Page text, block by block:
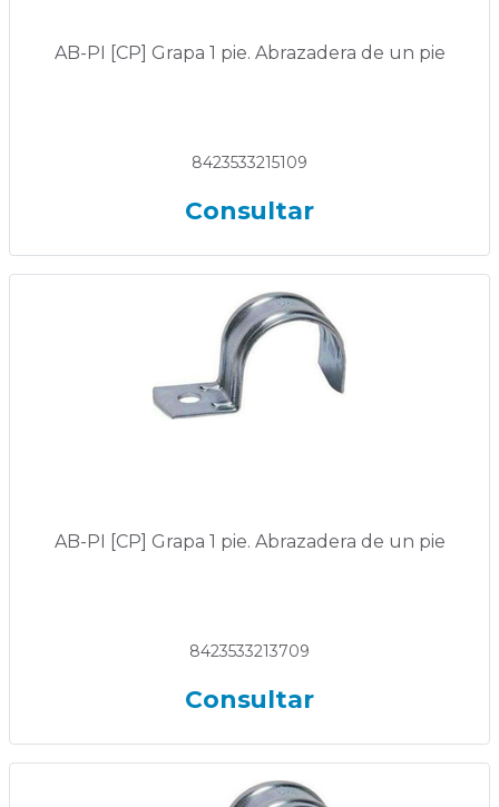
AB-PI [CP] Grapa 1 pie. Abrazadera de un pie
8423533215109
Consultar
AB-PI [CP] Grapa 1 pie. Abrazadera de un pie
8423533213709
Consultar